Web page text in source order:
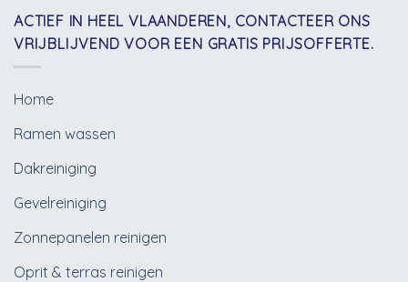
ACTIEF IN HEEL VLAANDEREN, CONTACTEER ONS
VRIJBLIJVEND VOOR EEN GRATIS PRIJSOFFERTE.
Home
Ramen wassen
Dakreiniging
Gevelreiniging
Zonnepanelen reinigen
Oprit & terras reinigen